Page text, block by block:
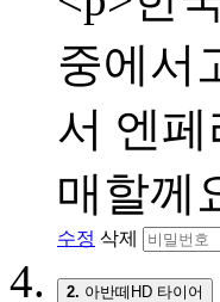
중에서
서 엔
매할께
수정 삭제
2. 아반떼HD 타이어